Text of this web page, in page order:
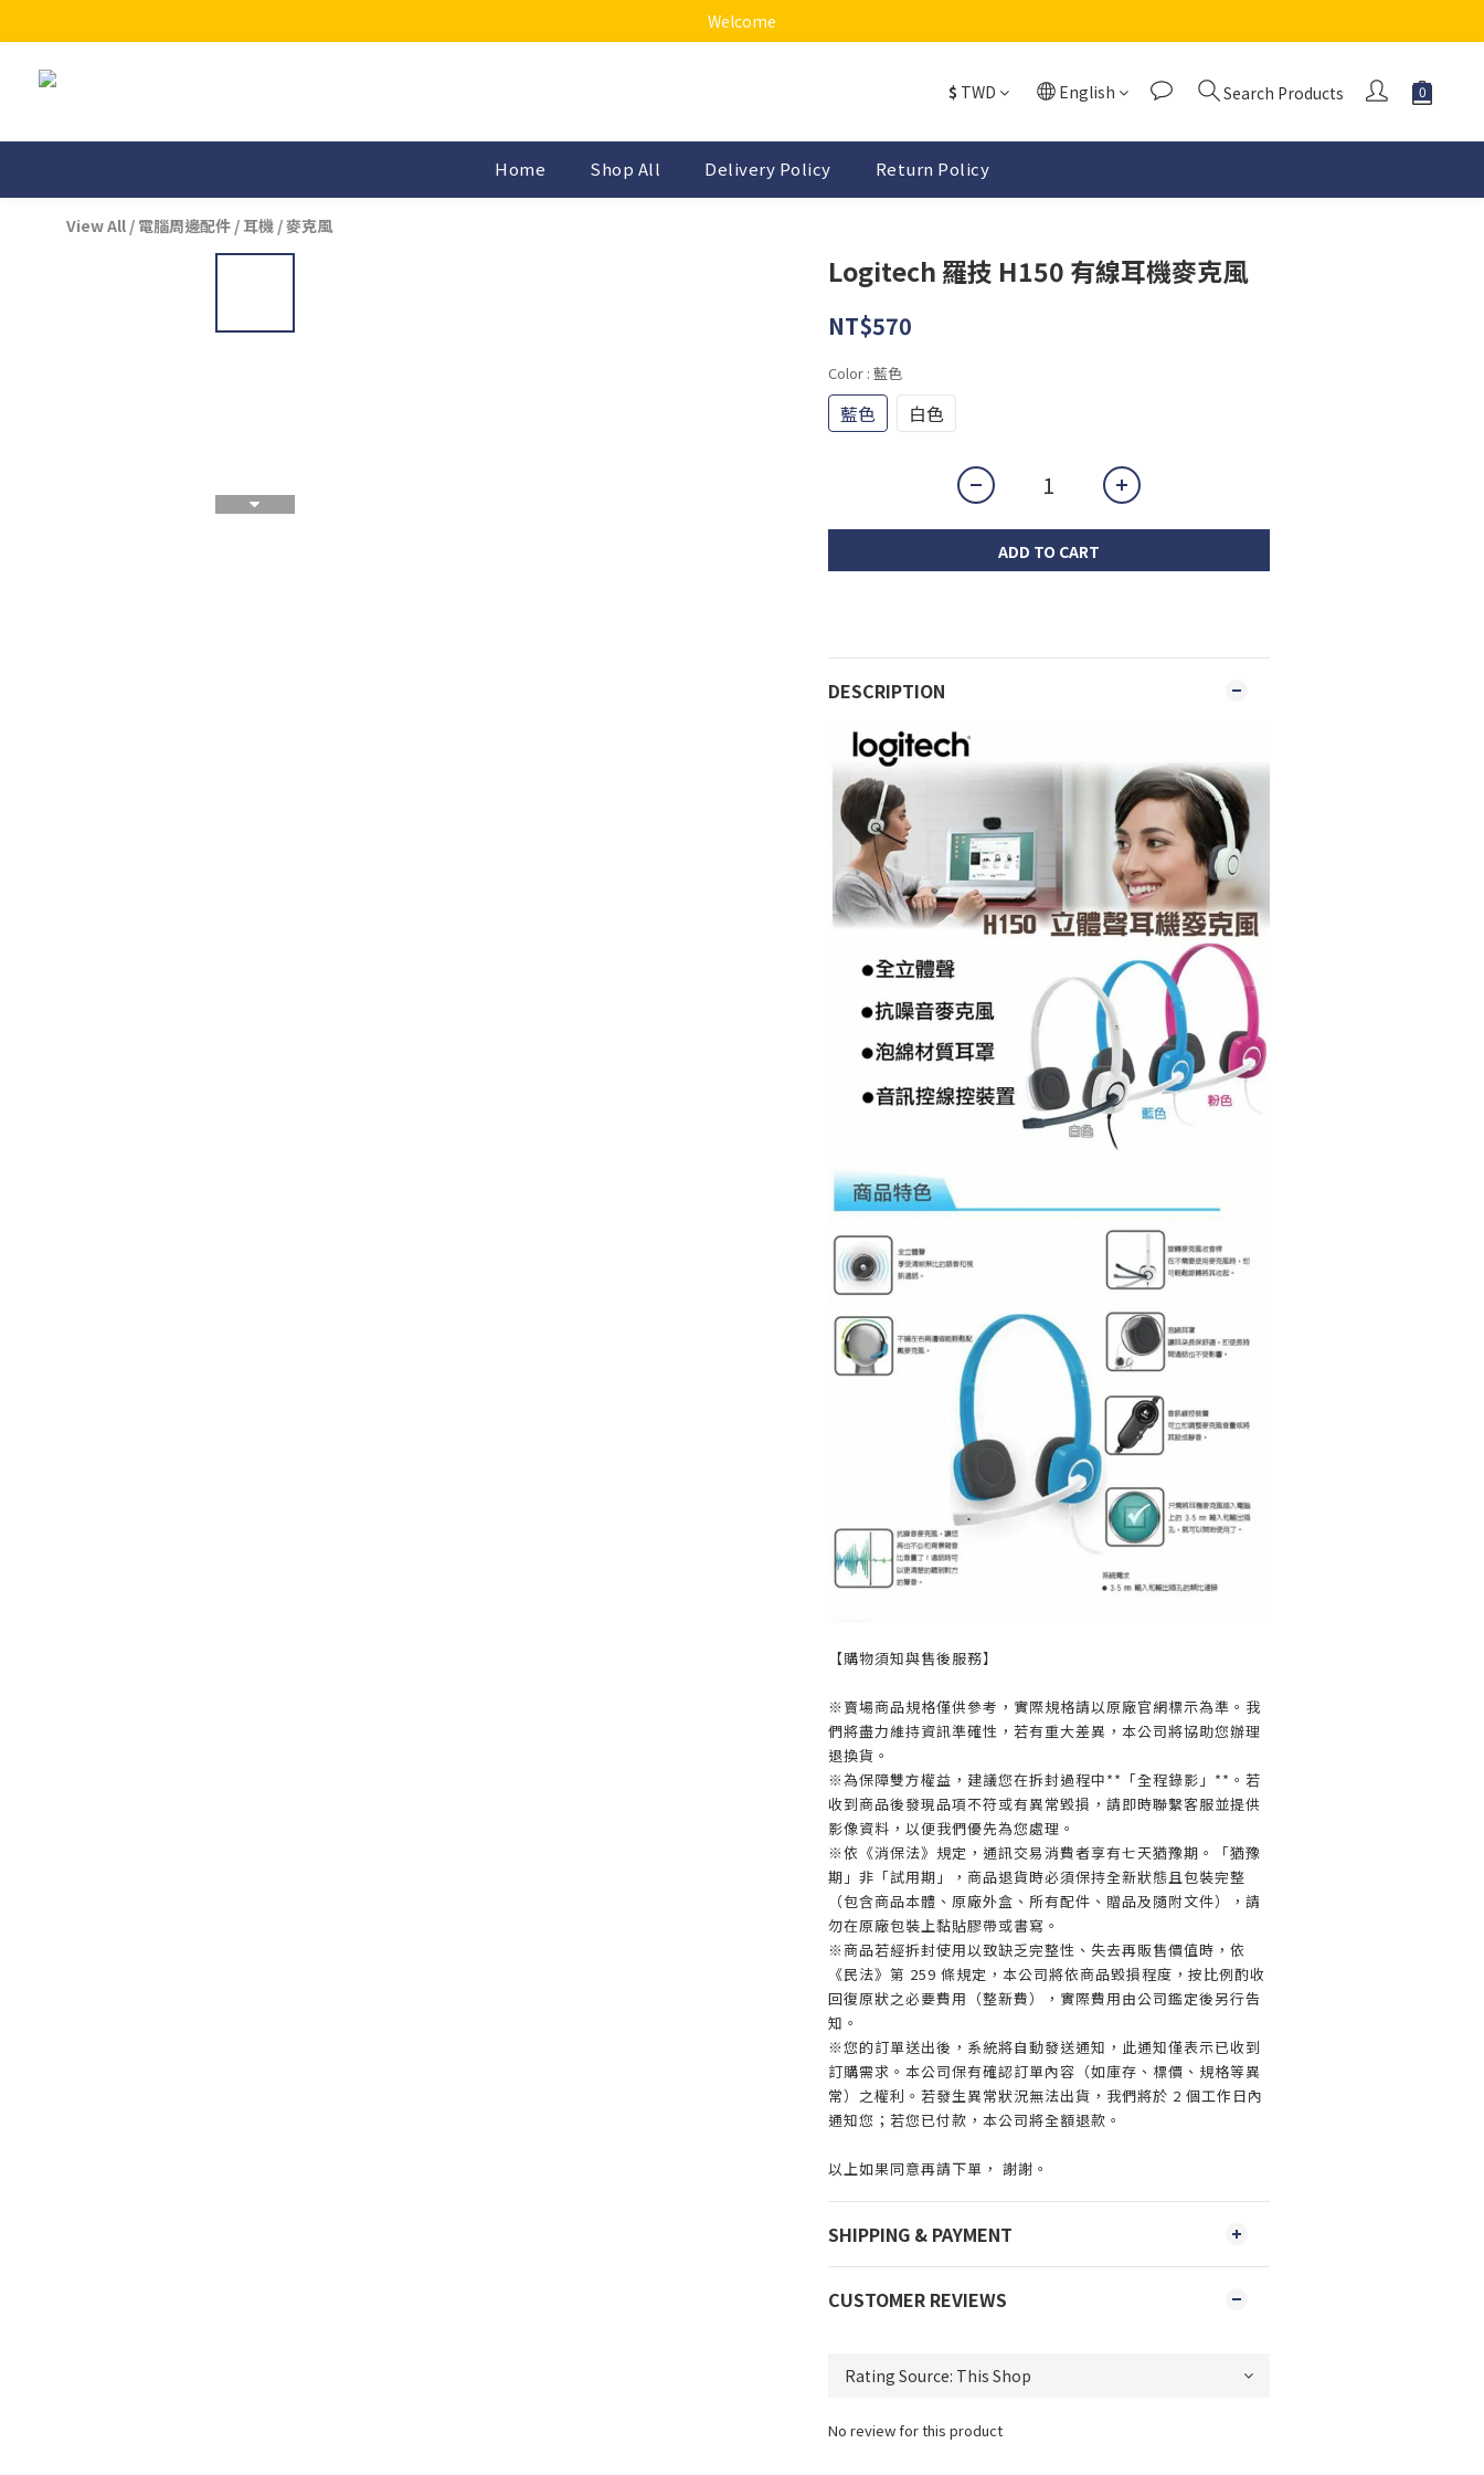
Welcome
$ TWD English Search Products
Home Shop All Delivery Policy Return Policy
View All / 電腦周邊配件 / 耳機 / 麥克風
Logitech 羅技 H150 有線耳機麥克風
NT$570
Color : 藍色
藍色 白色
ADD TO CART
DESCRIPTION
【購物須知與售後服務】
※賣場商品規格僅供參考，實際規格請以原廠官網標示為準。我
們將盡力維持資訊準確性，若有重大差異，本公司將協助您辦理
退換貨。
※為保障雙方權益，建議您在拆封過程中**「全程錄影」**。若
收到商品後發現品項不符或有異常毀損，請即時聯繫客服並提供
影像資料，以便我們優先為您處理。
※依《消保法》規定，通訊交易消費者享有七天猶豫期。「猶豫
期」非「試用期」，商品退貨時必須保持全新狀態且包裝完整
（包含商品本體、原廠外盒、所有配件、贈品及隨附文件），請
勿在原廠包裝上黏貼膠帶或書寫。
※商品若經拆封使用以致缺乏完整性、失去再販售價值時，依
《民法》第 259 條規定，本公司將依商品毀損程度，按比例酌收
回復原狀之必要費用（整新費），實際費用由公司鑑定後另行告
知。
※您的訂單送出後，系統將自動發送通知，此通知僅表示已收到
訂購需求。本公司保有確認訂單內容（如庫存、標價、規格等異
常）之權利。若發生異常狀況無法出貨，我們將於 2 個工作日內
通知您；若您已付款，本公司將全額退款。
以上如果同意再請下單， 謝謝。
SHIPPING & PAYMENT
CUSTOMER REVIEWS
No review for this product